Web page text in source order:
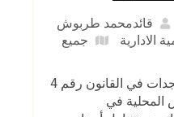
قائدمحمد طربوش
الادارية
جميع
تتحدث هذه الورقة عن المستجدات في القانون رقم 4
المحلية في